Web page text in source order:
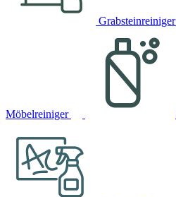
Grabsteinreiniger
Möbelreiniger